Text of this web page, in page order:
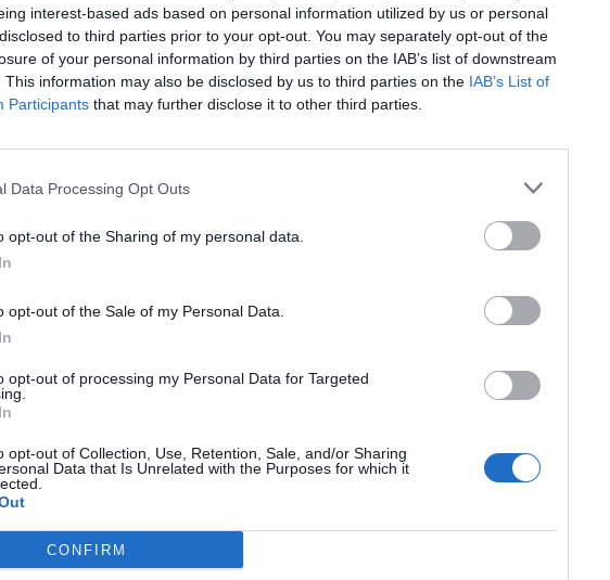
interest-based ads based on personal information utilized by us or personal
to third parties prior to your opt-out. You may separately opt-out of the
of your personal information by third parties on the IAB’s list of downstream
This information may also be disclosed by us to third parties on the IAB’s List of
Participants that may further disclose it to other third parties.
Data Processing Opt Outs
opt-out of the Sharing of my personal data.
opt-out of the Sale of my Personal Data.
opt-out of processing my Personal Data for Targeted
opt-out of Collection, Use, Retention, Sale, and/or Sharing
Data that Is Unrelated with the Purposes for which it
CONFIRM
, ο οποίος αναχώρησε εσπευσμένα για
της κατάστασης της υγείας του πατέρα της
στη Βουλή ο καθιερωμένος αγιασμός για
στα Parapolitika.gr
Ένας
οφέλη
σνακ
18:11 - 15